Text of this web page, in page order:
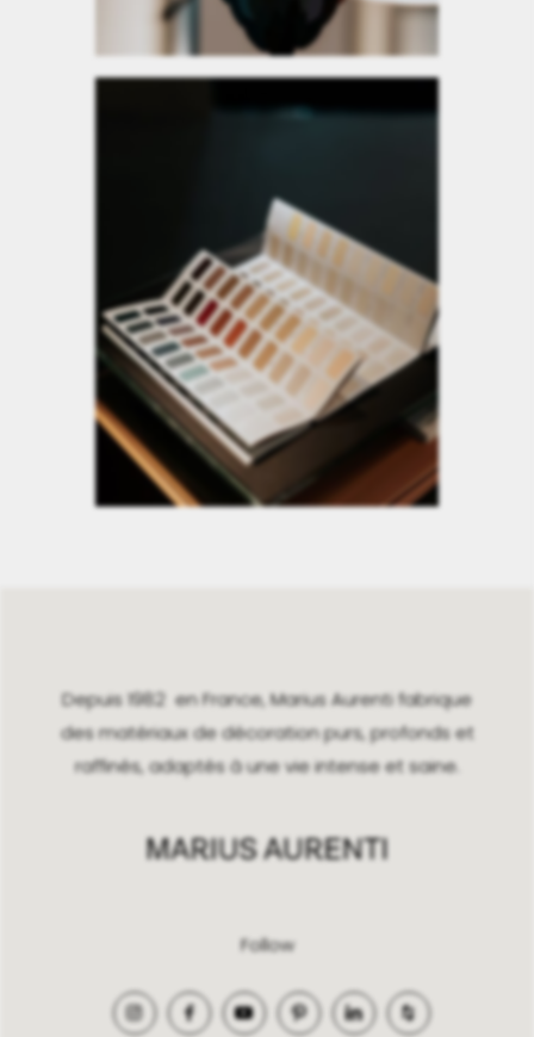
Depuis 1982 en France, Marius Aurenti fabrique
des matériaux de décoration purs, profonds et
raffinés, adaptés à une vie intense et saine.
Follow